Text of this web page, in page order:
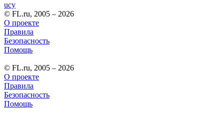
ucy
© FL.ru, 2005 – 2026
О проекте
Правила
Безопасность
Помощь
© FL.ru, 2005 – 2026
О проекте
Правила
Безопасность
Помощь